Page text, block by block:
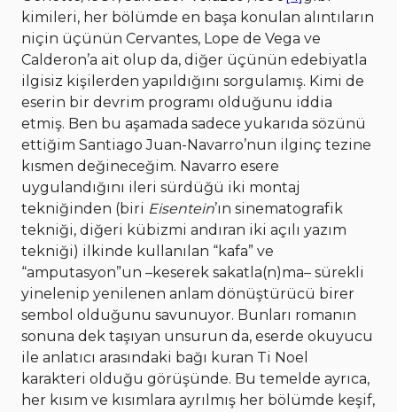
kimileri, her bölümde en başa konulan alıntıların
niçin üçünün Cervantes, Lope de Vega ve
Calderon’a ait olup da, diğer üçünün edebiyatla
ilgisiz kişilerden yapıldığını sorgulamış. Kimi de
eserin bir devrim programı olduğunu iddia
etmiş. Ben bu aşamada sadece yukarıda sözünü
ettiğim Santiago Juan-Navarro’nun ilginç tezine
kısmen değineceğim. Navarro esere
uygulandığını ileri sürdüğü iki montaj
tekniğinden (biri Eisentein’ın sinematografik
tekniği, diğeri kübizmi andıran iki açılı yazım
tekniği) ilkinde kullanılan “kafa” ve
“amputasyon”un –keserek sakatla(n)ma– sürekli
yinelenip yenilenen anlam dönüştürücü birer
sembol olduğunu savunuyor. Bunları romanın
sonuna dek taşıyan unsurun da, eserde okuyucu
ile anlatıcı arasındaki bağı kuran Ti Noel
karakteri olduğu görüşünde. Bu temelde ayrıca,
her kısım ve kısımlara ayrılmış her bölümde keşif,